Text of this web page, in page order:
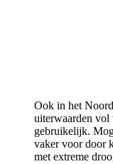
Ook in het
uiterwaarden vol
gebruikelijk.
vaker voor door
met extreme